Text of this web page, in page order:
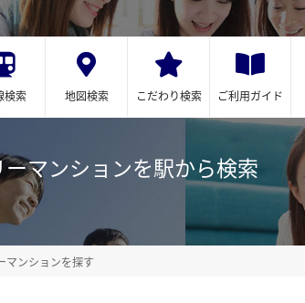
検索 地図検索 こだわり検索 ご利用ガイド
マンションを駅から検索
マンションを探す